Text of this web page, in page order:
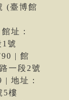
(臺博館
址：
號
| 館
一段2號
地址：
5樓